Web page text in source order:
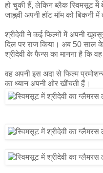
हो चुकी हैं, लेकिन ब्लैक स्विमसूट में
जाह्नवी अपनी हॉट मॉम को बिकनी
श्रीदेवी ने कई फिल्मों में अपनी
दिल पर राज किया। अब 50 साल
श्रीदेवी के फैन्स का मानना है कि
वह अपनी इस अदा से फिल्म
का ध्यान अपनी ओर खींचती हैं।